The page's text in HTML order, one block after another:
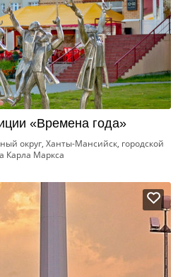
«Времена года»
округ, Ханты-Мансийск, городской
Карла Маркса